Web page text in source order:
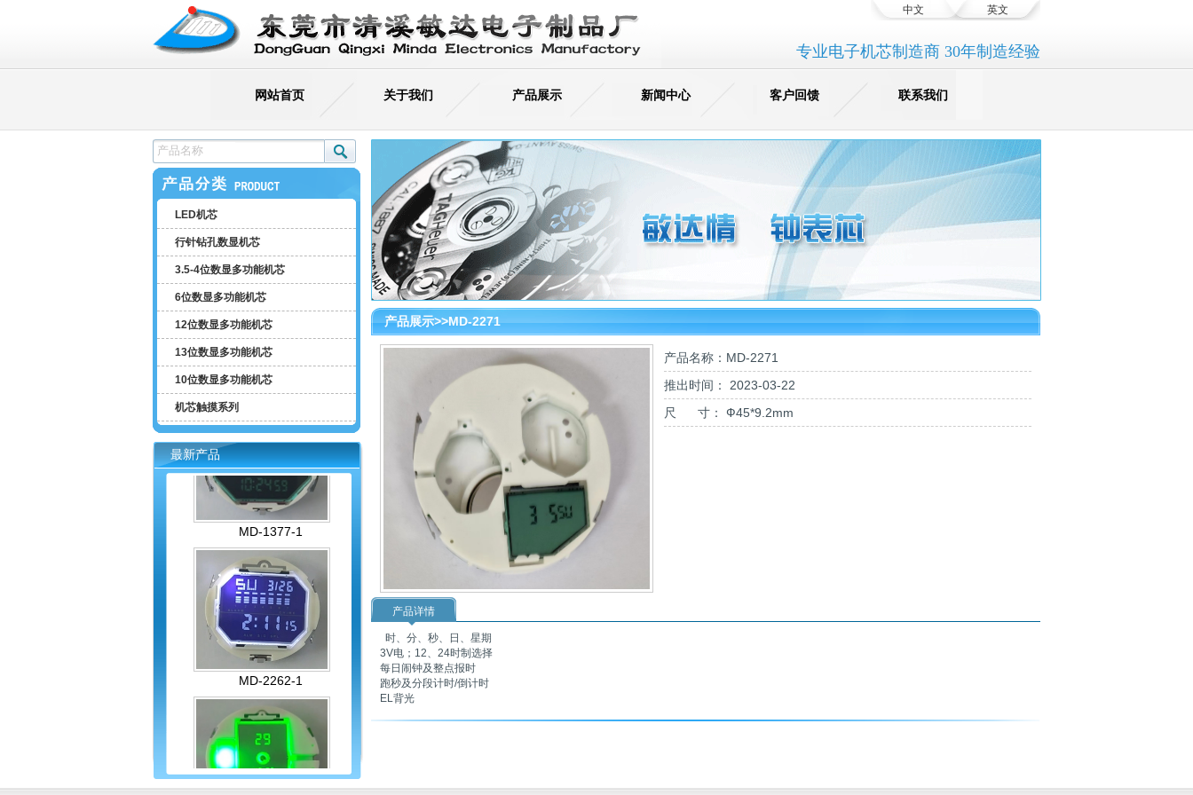
中文 英文
专业电子机芯制造商 30年制造经验
网站首页 关于我们 产品展示 新闻中心 客户回馈 联系我们
LED机芯
行针钻孔数显机芯
3.5-4位数显多功能机芯
6位数显多功能机芯
12位数显多功能机芯
13位数显多功能机芯
10位数显多功能机芯
机芯触摸系列
最新产品
MD-2280
MD-1377-1
MD-2262-1
产品展示>>MD-2271
产品名称：MD-2271
推出时间： 2023-03-22
尺 寸： Ф45*9.2mm
产品详情
时、分、秒、日、星期
3V电；12、24时制选择
每日闹钟及整点报时
跑秒及分段计时/倒计时
EL背光